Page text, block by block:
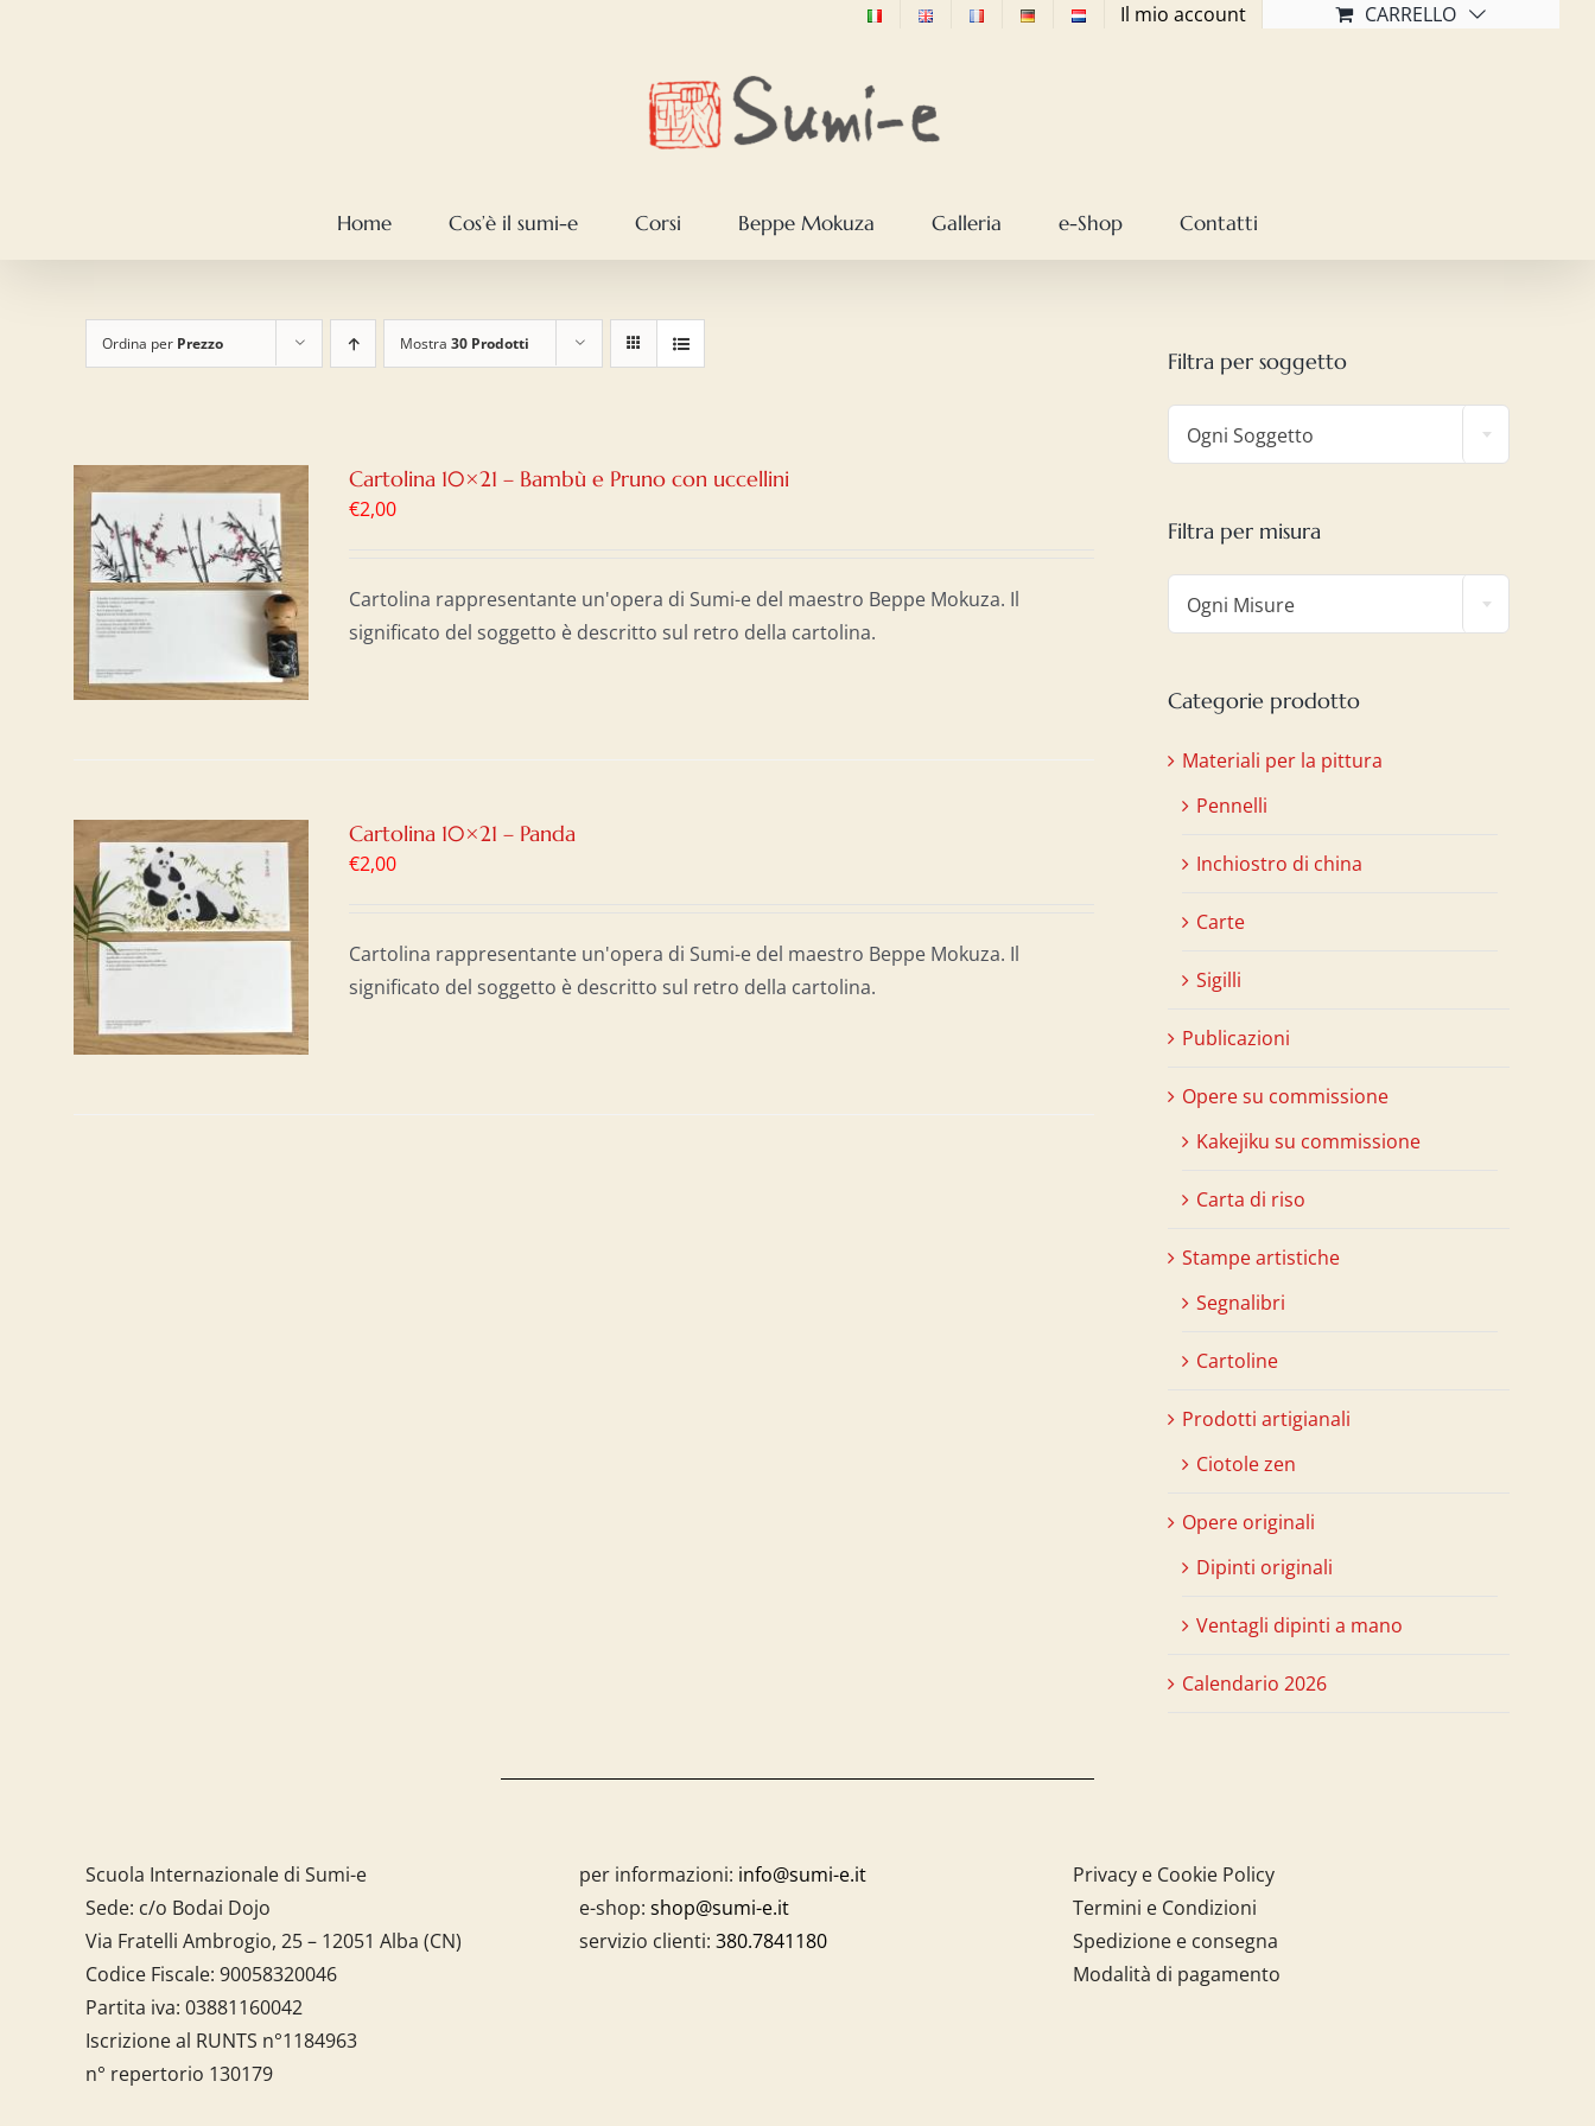
Il mio account CARRELLO
Home Cos’è il sumi-e Corsi Beppe Mokuza Galleria e-Shop Contatti
Ordina per Prezzo Mostra 30 Prodotti
Cartolina 10×21 – Bambù e Pruno con uccellini
€2,00
Cartolina rappresentante un'opera di Sumi-e del maestro Beppe Mokuza. Il
significato del soggetto è descritto sul retro della cartolina.
Cartolina 10×21 – Panda
€2,00
Cartolina rappresentante un'opera di Sumi-e del maestro Beppe Mokuza. Il
significato del soggetto è descritto sul retro della cartolina.
Filtra per soggetto
Ogni Soggetto
Filtra per misura
Ogni Misure
Categorie prodotto
Materiali per la pittura
Pennelli
Inchiostro di china
Carte
Sigilli
Publicazioni
Opere su commissione
Kakejiku su commissione
Carta di riso
Stampe artistiche
Segnalibri
Cartoline
Prodotti artigianali
Ciotole zen
Opere originali
Dipinti originali
Ventagli dipinti a mano
Calendario 2026
Scuola Internazionale di Sumi-e
Sede: c/o Bodai Dojo
Via Fratelli Ambrogio, 25 – 12051 Alba (CN)
Codice Fiscale: 90058320046
Partita iva: 03881160042
Iscrizione al RUNTS n°1184963
n° repertorio 130179
per informazioni: info@sumi-e.it
e-shop: shop@sumi-e.it
servizio clienti: 380.7841180
Privacy e Cookie Policy
Termini e Condizioni
Spedizione e consegna
Modalità di pagamento